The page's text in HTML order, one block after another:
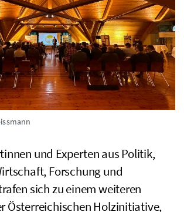
und Experten aus Politik,
Forschung und
sich zu einem weiteren
Österreichischen Holzinitiative,